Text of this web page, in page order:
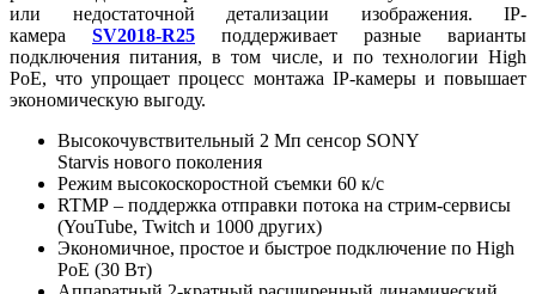
или недостаточной детализации изображения. IP-
камера SV2018-R25
поддерживает разные варианты
подключения питания, в том числе, и по технологии High
PoE, что упрощает процесс монтажа IP-камеры и повышает
экономическую выгоду.
Высокочувствительный 2 Мп сенсор SONY
Starvis нового поколения
Режим высокоскоростной съемки 60 к/с
RTMP – поддержка отправки потока на стрим-сервисы
(YouTube, Twitch и 1000 других)
Экономичное, простое и быстрое подключение по High
PoE (30 Вт)